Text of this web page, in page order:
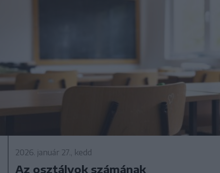
2026. január 27., kedd
Az osztályok számának